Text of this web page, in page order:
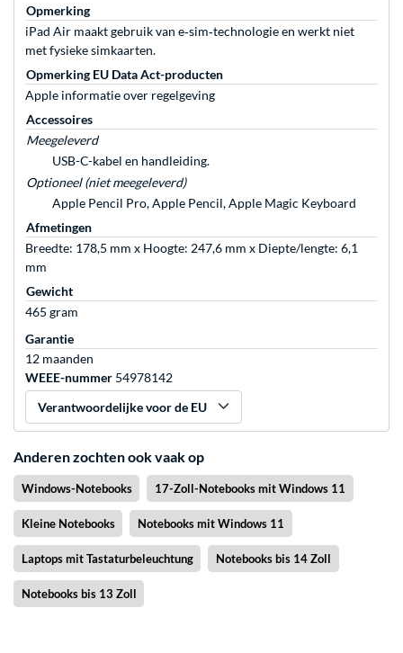
Opmerking
iPad Air maakt gebruik van e‑sim‑technologie en werkt niet
met fysieke simkaarten.
Opmerking EU Data Act-producten
Apple informatie over regelgeving
Accessoires
Meegeleverd
USB-C-kabel en handleiding.
Optioneel (niet meegeleverd)
Apple Pencil Pro, Apple Pencil, Apple Magic Keyboard
Afmetingen
Breedte: 178,5 mm x Hoogte: 247,6 mm x Diepte/lengte: 6,1
mm
Gewicht
465 gram
Garantie
12 maanden
WEEE-nummer 54978142
Verantwoordelijke voor de EU
Anderen zochten ook vaak op
Windows-Notebooks 17-Zoll-Notebooks mit Windows 11
Kleine Notebooks Notebooks mit Windows 11
Laptops mit Tastaturbeleuchtung Notebooks bis 14 Zoll
Notebooks bis 13 Zoll